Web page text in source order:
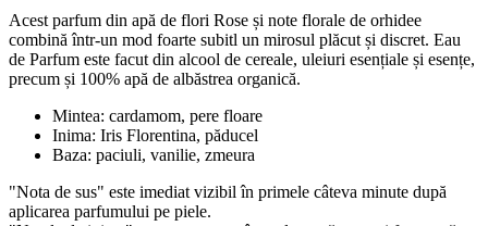
Acest parfum din apă de flori Rose și note florale de orhidee
combină într-un mod foarte subitl un mirosul plăcut și discret. Eau
de Parfum este facut din alcool de cereale, uleiuri esențiale și esențe,
precum și 100% apă de albăstrea organică.
Mintea: cardamom, pere floare
Inima: Iris Florentina, păducel
Baza: paciuli, vanilie, zmeura
"Nota de sus" este imediat vizibil în primele câteva minute după
aplicarea parfumului pe piele.